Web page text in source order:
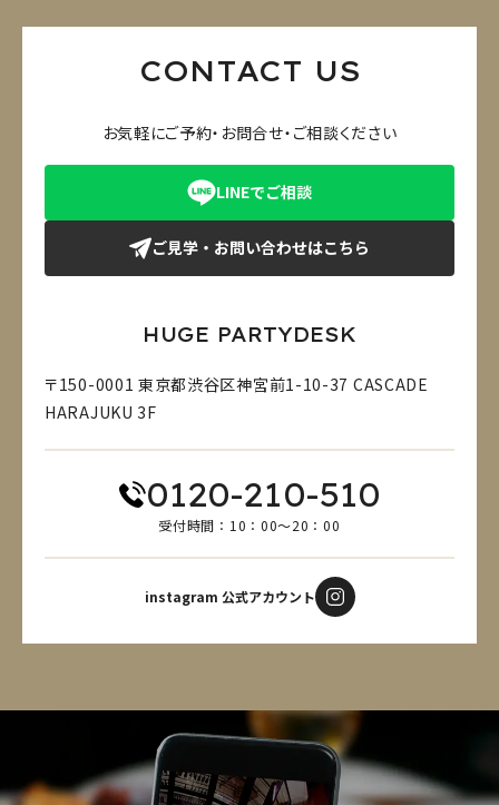
CONTACT US
お気軽にご予約・お問合せ・ご相談ください
LINEでご相談
ご見学・お問い合わせはこちら
HUGE PARTYDESK
〒150-0001 東京都渋谷区神宮前1-10-37 CASCADE
HARAJUKU 3F
0120-210-510
受付時間：10：00～20：00
instagram 公式アカウント